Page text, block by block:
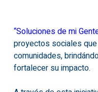
“Soluciones de mi
proyectos sociales
comunidades,
fortalecer su impacto.